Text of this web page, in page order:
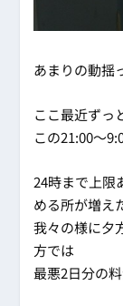
あまりの動揺
ここ最近ずっ
この21:00～
24時まで上限
める所が増え
我々の様に夕
方では
最悪2日分の